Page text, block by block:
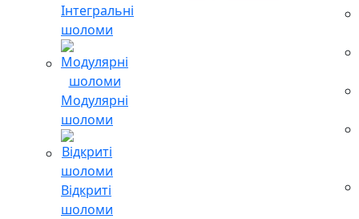
Інтегральні
шоломи
Модулярні
шоломи
Відкриті
шоломи